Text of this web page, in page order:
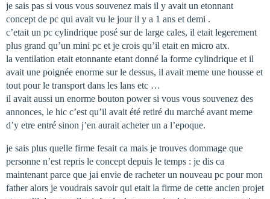
je sais pas si vous vous souvenez mais il y avait un etonnant
concept de pc qui avait vu le jour il y a 1 ans et demi .
c’etait un pc cylindrique posé sur de large cales, il etait legerement
plus grand qu’un mini pc et je crois qu’il etait en micro atx.
la ventilation etait etonnante etant donné la forme cylindrique et il
avait une poignée enorme sur le dessus, il avait meme une housse et
tout pour le transport dans les lans etc …
il avait aussi un enorme bouton power si vous vous souvenez des
annonces, le hic c’est qu’il avait été retiré du marché avant meme
d’y etre entré sinon j’en aurait acheter un a l’epoque.
je sais plus quelle firme fesait ca mais je trouves dommage que
personne n’est repris le concept depuis le temps : je dis ca
maintenant parce que jai envie de racheter un nouveau pc pour mon
father alors je voudrais savoir qui etait la firme de cette ancien projet